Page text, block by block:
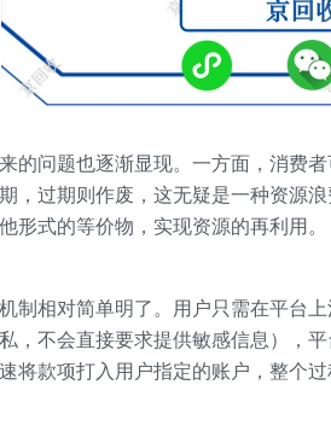
的问题也逐渐显现。一方面，消费
，过期则作废，这无疑是一种资源
式的等价物，实现资源的再利用。
制相对简单明了。用户只需在平台
，不会直接要求提供敏感信息），
将款项打入用户指定的账户，整个过